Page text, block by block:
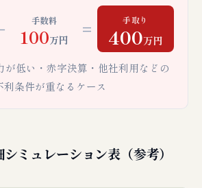
手数料
100万円
= 手取り
400万円
低い・赤字決算・他社利用などの
利条件が重なるケース
ミュレーション表（参考）